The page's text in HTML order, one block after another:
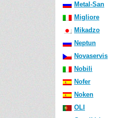
Metal-San
Migliore
Mikadzo
Neptun
Novaservis
Nobili
Nofer
Noken
OLI